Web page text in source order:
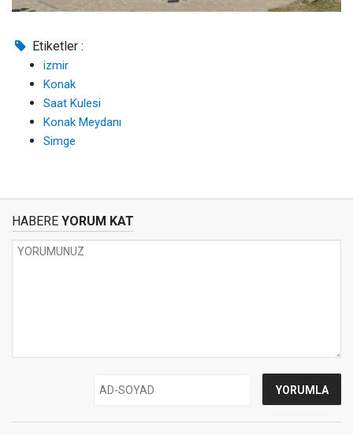
Etiketler :
izmir
Konak
Saat Kulesi
Konak Meydanı
Simge
HABERE YORUM KAT